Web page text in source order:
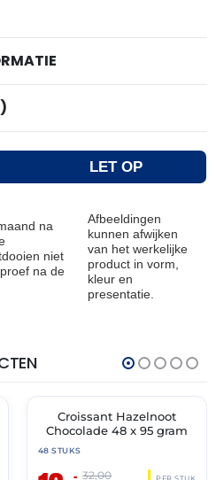
LET OP
na
niet
na de
Afbeeldingen
kunnen afwijken
van het werkelijke
product in vorm,
kleur en
presentatie.
🔥 OP=OP
Croissant Hazelnoot
Chocolade 48 x 95 gram
48 STUKS
32,00